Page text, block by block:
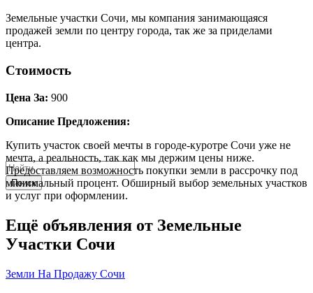
Поиск
Земельные участки Сочи, мы компания занимающаяся
продажей земли по центру города, так же за приделами
центра.
Стоимость
Цена За: 900
Описание Предложения:
Купить участок своей мечты в городе-куротре Сочи уже не
мечта, а реальность, так как мы держим цены ниже.
Предоставляем возможность покупки земли в рассрочку под
минимальный процент. Обширный выбор земельных участков
и услуг при оформлении.
Ещё объявления от Земельные
Участки Сочи
Земли На Продажу Сочи